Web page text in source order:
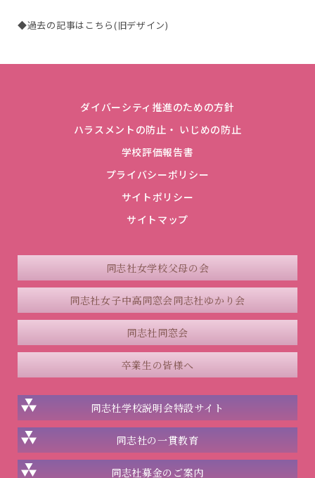
◆過去の記事はこちら(旧デザイン)
ダイバーシティ推進のための方針
ハラスメントの防止・ いじめの防止
学校評価報告書
プライバシーポリシー
サイトポリシー
サイトマップ
同志社女学校父母の会
同志社女子中高同窓会同志社ゆかり会
同志社同窓会
卒業生の皆様へ
同志社学校説明会特設サイト
同志社の一貫教育
同志社募金のご案内